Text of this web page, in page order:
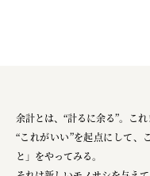
余計とは、“計るに余る”。こ
“これがいい”を起点にして、
と」をやってみる。